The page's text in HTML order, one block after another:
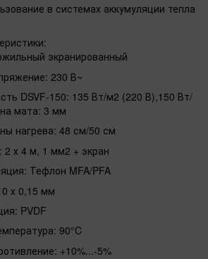
в системах аккумуляции тепла
экранированный
230 В~
DSVF-150: 135 Вт/м2 (220 В),150 Вт/
мата: 3 мм
нагрева: 48 см/50 см
х 4 м, 1 мм2 + экран
Тефлон MFA/PFA
х 0,15 мм
PVDF
90°C
+10%...-5%